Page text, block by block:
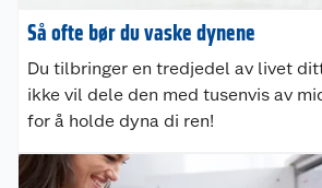
Så ofte bør du vaske dynene
Du tilbringer en tredjedel av livet
ikke vil dele den med tusenvis av
for å holde dyna di ren!